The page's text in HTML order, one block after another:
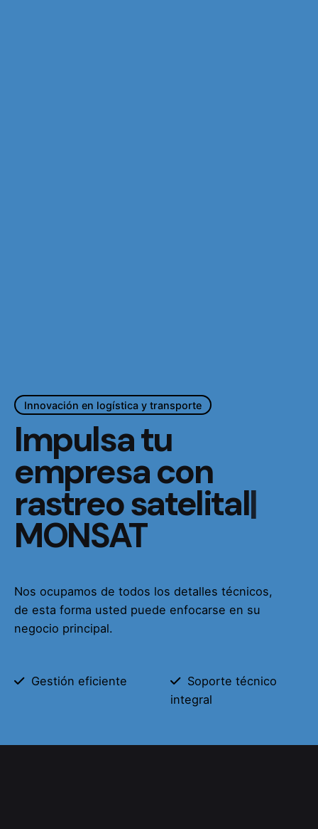
Innovación en logística y transporte
Impulsa tu
empresa con
rastreo satelital|
MONSAT
Nos ocupamos de todos los detalles técnicos,
de esta forma usted puede enfocarse en su
negocio principal.
Gestión eficiente
Soporte técnico
integral